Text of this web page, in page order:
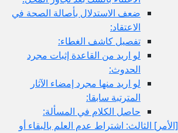
ضعف الاستدلال بأصالة الصحة في
الاعتقاد:
تفصيل كاشف الغطاء:
لو اريد من القاعدة إثبات مجرد
الحدوث:
لو اريد منها مجرد إمضاء الآثار
المترتبة سابقا:
حاصل الكلام في المسألة:
[الأمر] الثالث: اشتراط عدم العلم بالبقاء أو